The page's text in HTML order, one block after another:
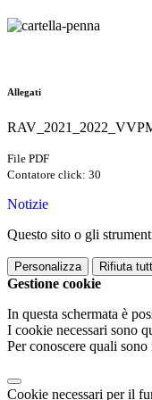
Allegati
File PDF
Contatore click: 30
Notizie
Questo sito o gli
Personalizza Rifiuta
Gestione cookie
In questa schermata è
I cookie necessari sono
Per conoscere quali
Cookie necessari per il